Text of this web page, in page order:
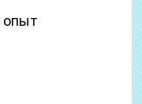
опыт